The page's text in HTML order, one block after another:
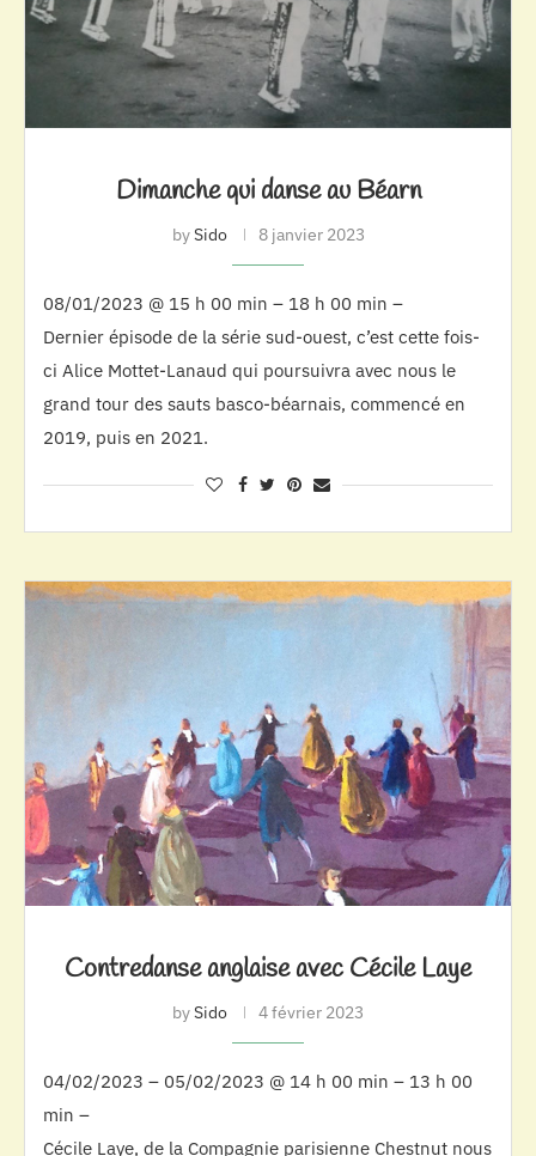
Dimanche qui danse au Béarn
bySido 8 janvier 2023
08/01/2023 @ 15 h 00 min – 18 h 00 min –
Dernier épisode de la série sud-ouest, c’est cette fois-
ci Alice Mottet-Lanaud qui poursuivra avec nous le
grand tour des sauts basco-béarnais, commencé en
2019, puis en 2021.
Contredanse anglaise avec Cécile Laye
bySido 4 février 2023
04/02/2023 – 05/02/2023 @ 14 h 00 min – 13 h 00
min –
Cécile Laye, de la Compagnie parisienne Chestnut nous